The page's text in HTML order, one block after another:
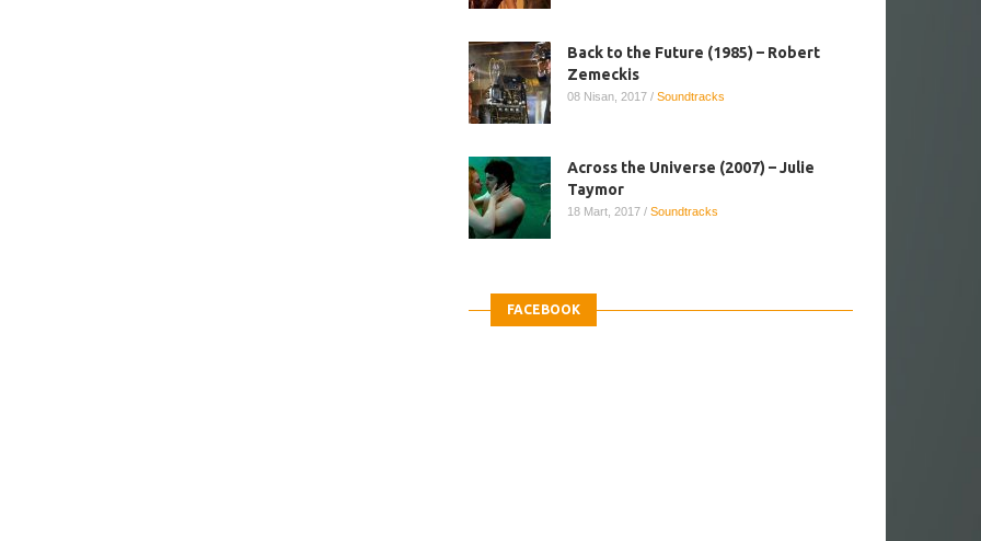
Back to the Future (1985) – Robert
Zemeckis
08 Nisan, 2017 / Soundtracks
Across the Universe (2007) – Julie
Taymor
18 Mart, 2017 / Soundtracks
FACEBOOK